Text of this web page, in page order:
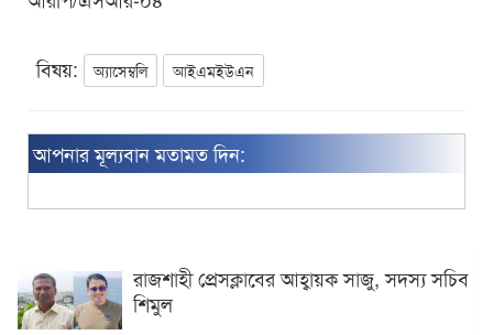
বিষয়: অ্যাসেম্বলি আইএমইউএন
আপনার মূল্যবান মতামত দিন:
রাজশাহী প্রেসক্লাবের আহ্বায়ক সাজু, সদস্য সচিব
শিমুল